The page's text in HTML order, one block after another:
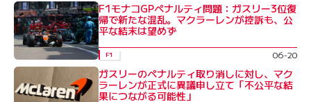
F1モナコGPペナルティ問題：ガスリー3位復
帰で新たな混乱。マクラーレンが控訴も、公
平な結末は望めず
F1 06-20
ガスリーのペナルティ取り消しに対し、マク
ラーレンが正式に異議申し立て「不公平な結
果につながる可能性」